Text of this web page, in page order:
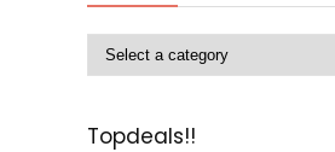
Topdeals!!